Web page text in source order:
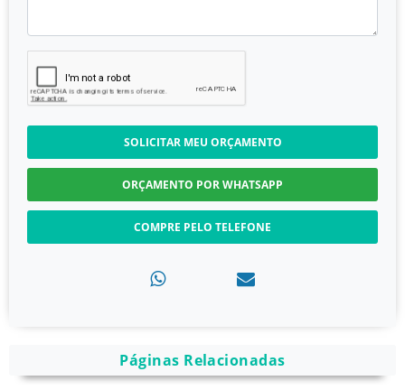
SOLICITAR MEU ORÇAMENTO
ORÇAMENTO POR WHATSAPP
COMPRE PELO TELEFONE
Páginas Relacionadas